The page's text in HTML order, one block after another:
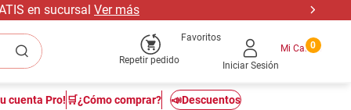
en sucursal Ver más
Repetir pedido
Favoritos
Iniciar Sesión
0
cuenta Pro! 🛒¿Cómo comprar? 📣Descuentos